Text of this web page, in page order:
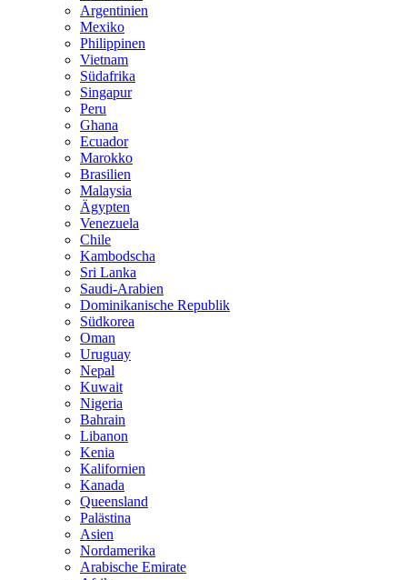
Argentinien
Mexiko
Philippinen
Vietnam
Südafrika
Singapur
Peru
Ghana
Ecuador
Marokko
Brasilien
Malaysia
Ägypten
Venezuela
Chile
Kambodscha
Sri Lanka
Saudi-Arabien
Dominikanische Republik
Südkorea
Oman
Uruguay
Nepal
Kuwait
Nigeria
Bahrain
Libanon
Kenia
Kalifornien
Kanada
Queensland
Palästina
Asien
Nordamerika
Arabische Emirate